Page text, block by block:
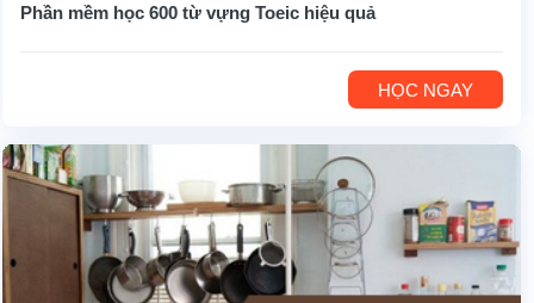
Phần mềm học 600 từ vựng Toeic hiệu quả
HỌC NGAY